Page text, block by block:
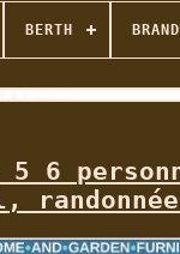
BERTH BRAND
5 6